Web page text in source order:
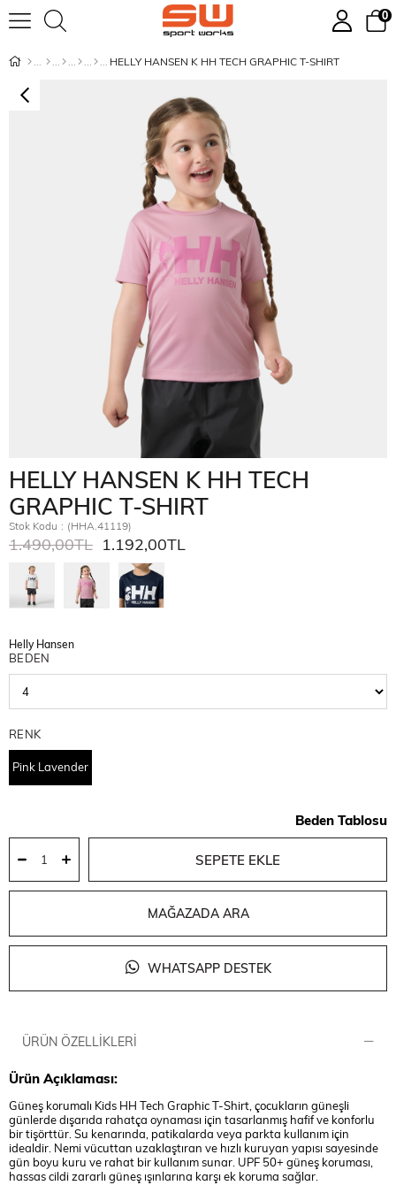
0
HELLY HANSEN K HH TECH GRAPHIC T-SHIRT
HELLY HANSEN K HH TECH
GRAPHIC T-SHIRT
Stok Kodu (HHA.41119)
1.490,00TL 1.192,00TL
Helly Hansen
BEDEN
RENK
Pink Lavender
Beden Tablosu
MAĞAZADA ARA
WHATSAPP DESTEK
ÜRÜN ÖZELLIKLERI
Ürün Açıklaması:
Güneş korumalı Kids HH Tech Graphic T-Shirt, çocukların güneşli
günlerde dışarıda rahatça oynaması için tasarlanmış hafif ve konforlu
bir tişörttür. Su kenarında, patikalarda veya parkta kullanım için
idealdir. Nemi vücuttan uzaklaştıran ve hızlı kuruyan yapısı sayesinde
gün boyu kuru ve rahat bir kullanım sunar. UPF 50+ güneş koruması,
hassas cildi zararlı güneş ışınlarına karşı ek koruma sağlar.